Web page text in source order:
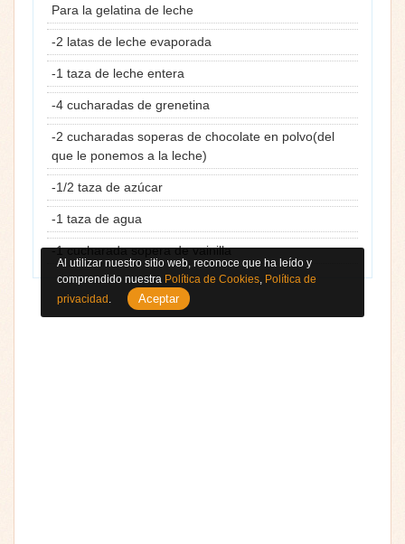
Para la gelatina de leche
-2 latas de leche evaporada
-1 taza de leche entera
-4 cucharadas de grenetina
-2 cucharadas soperas de chocolate en polvo(del
que le ponemos a la leche)
-1/2 taza de azúcar
-1 taza de agua
-1 cucharada sopera de vainilla
Al utilizar nuestro sitio web, reconoce que ha leído y
comprendido nuestra Política de Cookies Política de
privacidad
Aceptar